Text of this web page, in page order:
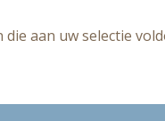
aan uw selectie